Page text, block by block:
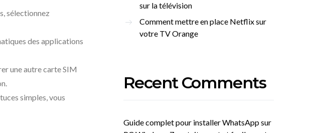
sélectionnez
des applications
une autre carte SIM
simples, vous
sur la télévision
Comment mettre en place Netflix sur
votre TV Orange
Recent Comments
Guide complet pour installer WhatsApp sur